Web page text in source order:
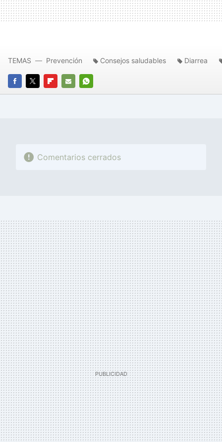
FACEBOOK
TWITTERFLIPBOARD
E-
WHATSAPP
TEMAS Prevención Consejos saludables Diarrea
Comentarios cerrados